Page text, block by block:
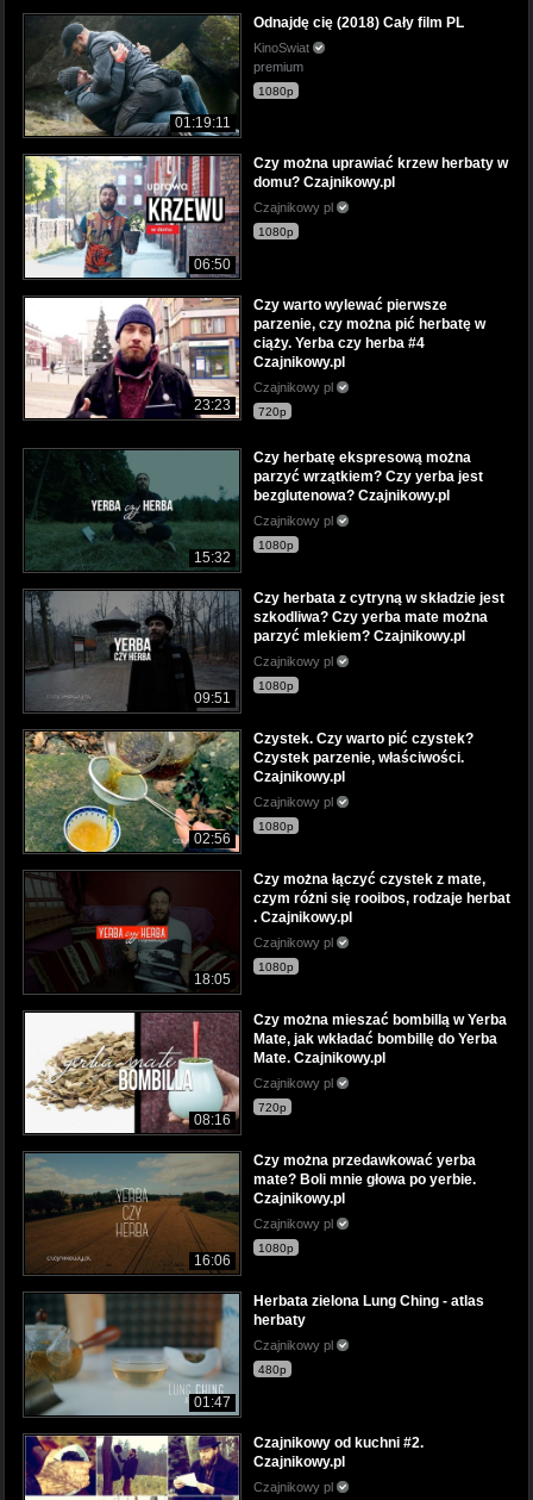
01:19:11
Odnajdę cię (2018) Cały film PL
KinoSwiat
premium
1080p
06:50
Czy można uprawiać krzew herbaty w
domu? Czajnikowy.pl
Czajnikowy pl
1080p
23:23
Czy warto wylewać pierwsze
parzenie, czy można pić herbatę w
ciąży. Yerba czy herba #4
Czajnikowy.pl
Czajnikowy pl
720p
15:32
Czy herbatę ekspresową można
parzyć wrzątkiem? Czy yerba jest
bezglutenowa? Czajnikowy.pl
Czajnikowy pl
1080p
09:51
Czy herbata z cytryną w składzie jest
szkodliwa? Czy yerba mate można
parzyć mlekiem? Czajnikowy.pl
Czajnikowy pl
1080p
02:56
Czystek. Czy warto pić czystek?
Czystek parzenie, właściwości.
Czajnikowy.pl
Czajnikowy pl
1080p
18:05
Czy można łączyć czystek z mate,
czym różni się rooibos, rodzaje herbat
. Czajnikowy.pl
Czajnikowy pl
1080p
08:16
Czy można mieszać bombillą w Yerba
Mate, jak wkładać bombillę do Yerba
Mate. Czajnikowy.pl
Czajnikowy pl
720p
16:06
Czy można przedawkować yerba
mate? Boli mnie głowa po yerbie.
Czajnikowy.pl
Czajnikowy pl
1080p
01:47
Herbata zielona Lung Ching - atlas
herbaty
Czajnikowy pl
480p
Czajnikowy od kuchni #2.
Czajnikowy.pl
Czajnikowy pl